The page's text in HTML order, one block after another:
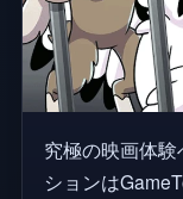
究極の映画体験へようこ
ションは